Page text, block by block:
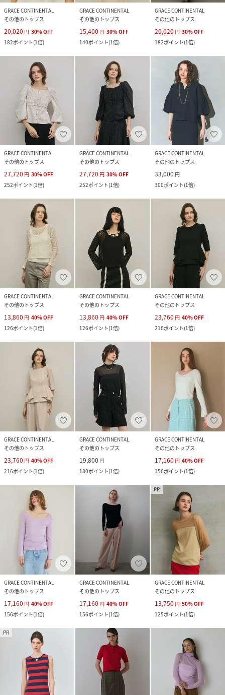
GRACE CONTINENTAL
その他のトップス
20,020 円 30%OFF
182ポイント(1倍)
GRACE CONTINENTAL
その他のトップス
15,400 円 30%OFF
140ポイント(1倍)
GRACE CONTINENTAL
その他のトップス
20,020 円 30%OFF
182ポイント(1倍)
GRACE CONTINENTAL
その他のトップス
27,720 円 30%OFF
252ポイント(1倍)
GRACE CONTINENTAL
その他のトップス
27,720 円 30%OFF
252ポイント(1倍)
GRACE CONTINENTAL
その他のトップス
33,000 円
300ポイント(1倍)
GRACE CONTINENTAL
その他のトップス
13,860 円 40%OFF
126ポイント(1倍)
GRACE CONTINENTAL
その他のトップス
13,860 円 40%OFF
126ポイント(1倍)
GRACE CONTINENTAL
その他のトップス
23,760 円 40%OFF
216ポイント(1倍)
GRACE CONTINENTAL
その他のトップス
23,760 円 40%OFF
216ポイント(1倍)
GRACE CONTINENTAL
その他のトップス
19,800 円
180ポイント(1倍)
GRACE CONTINENTAL
その他のトップス
17,160 円 40%OFF
156ポイント(1倍)
GRACE CONTINENTAL
その他のトップス
17,160 円 40%OFF
156ポイント(1倍)
GRACE CONTINENTAL
その他のトップス
17,160 円 40%OFF
156ポイント(1倍)
PR
GRACE CONTINENTAL
その他のトップス
13,750 円 50%OFF
125ポイント(1倍)
PR